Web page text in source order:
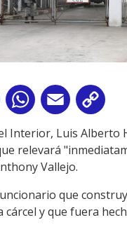
X WhatsApp
Email
Interior, Luis Alberto
relevará
Vallejo.
que
cárcel y que fuera